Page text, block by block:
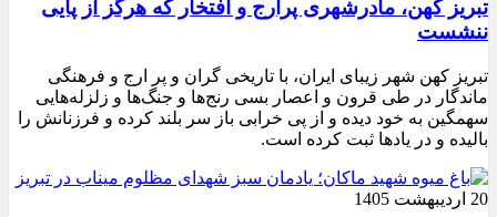
تبریز کهن، مادرشهری پرارج و افتخار که هرگز از پایی
ننشست
تبریز کهن شهر زیبای ایران، با تاریخی گران و پر ارج و فرهنگی
ماندگار در طی قرون و اعصار بسی رنج‌ها و جنگ‌ها و زلزله‌هایی
سهمگین به خود دیده و از پی خرابی باز سر بلند کرده و فرزنانش را
بالیده و در یادها ثبت کرده است.
20 اردیبهشت 1405